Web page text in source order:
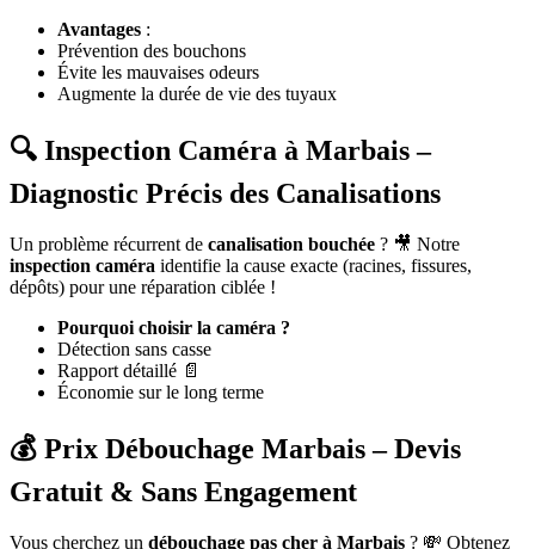
Avantages :
Prévention des bouchons
Évite les mauvaises odeurs
Augmente la durée de vie des tuyaux
🔍 Inspection Caméra à Marbais –
Diagnostic Précis des Canalisations
Un problème récurrent de canalisation bouchée ? 🎥 Notre
inspection caméra identifie la cause exacte (racines, fissures,
dépôts) pour une réparation ciblée !
Pourquoi choisir la caméra ?
Détection sans casse
Rapport détaillé 📄
Économie sur le long terme
💰 Prix Débouchage Marbais – Devis
Gratuit & Sans Engagement
Vous cherchez un débouchage pas cher à Marbais ? 💸 Obtenez